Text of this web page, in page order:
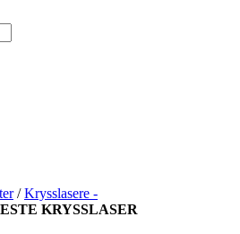
/Krysslasere -
KRYSSLASER